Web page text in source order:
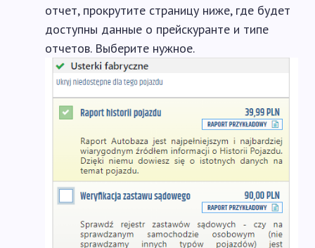
отчет, прокрутите страницу ниже, где будет
доступны данные о прейскуранте и типе
отчетов. Выберите нужное.